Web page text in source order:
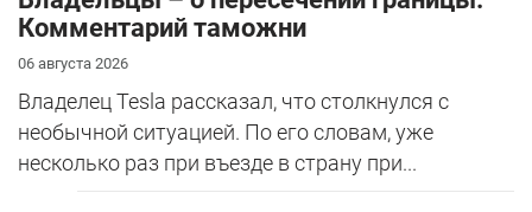
Комментарий таможни
06 августа 2026
Владелец Tesla рассказал, что столкнулся с
необычной ситуацией. По его словам, уже
несколько раз при въезде в страну при...